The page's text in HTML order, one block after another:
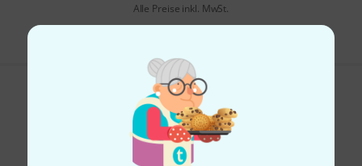
Alle Preise inkl. MwSt.
Gefällt Ihnen, was Sie sehen?
Teilen Hilfe & Feedback